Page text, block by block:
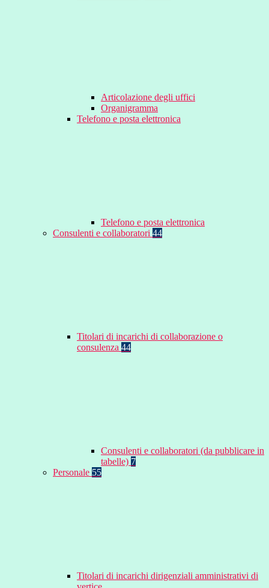
Articolazione degli uffici
Organigramma
Telefono e posta elettronica
Telefono e posta elettronica
Consulenti e collaboratori 44
Titolari di incarichi di collaborazione o
consulenza 44
Consulenti e collaboratori (da pubblicare in
tabelle) 7
Personale 55
Titolari di incarichi dirigenziali amministrativi di